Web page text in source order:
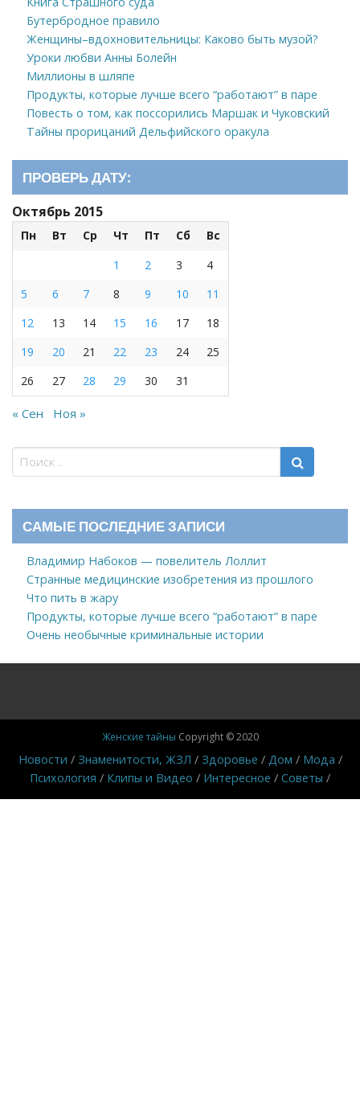
Бутербродное правило
Женщины–вдохновительницы: Каково быть музой?
Уроки любви Анны Болейн
Миллионы в шляпе
Продукты, которые лучше всего “работают” в паре
Повесть о том, как поссорились Маршак и Чуковский
Тайны прорицаний Дельфийского оракула
ПРОВЕРЬ ДАТУ:
Октябрь 2015
Пн Вт Ср Чт Пт Сб
Вс
1
2 3
4
5
6 7 8 9 10
11
12
13 14 15 16 17
18
19
20 21 22 23 24
25
26
27 28 29 30 31
« Сен Ноя »
САМЫЕ ПОСЛЕДНИЕ ЗАПИСИ
Владимир Набоков — повелитель Лоллит
Странные медицинские изобретения из прошлого
Что пить в жару
Продукты, которые лучше всего “работают” в паре
Очень необычные криминальные истории
Женские тайны Copyright © 2020
Новости Знаменитости, ЖЗЛ Здоровье Дом
Мода
Психология
Клипы и Видео Интересное Советы